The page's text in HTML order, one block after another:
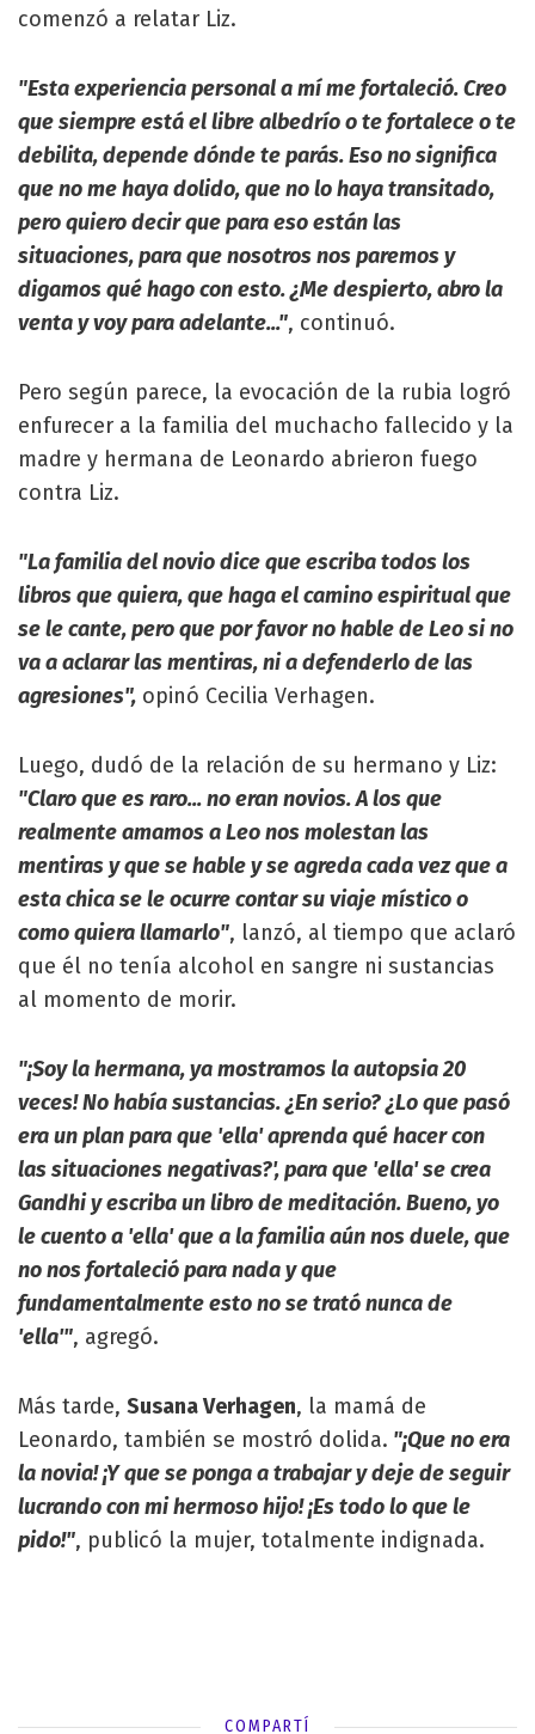
comenzó a relatar Liz.
"Esta experiencia personal a mí me fortaleció. Creo
que siempre está el libre albedrío o te fortalece o te
debilita, depende dónde te parás. Eso no significa
que no me haya dolido, que no lo haya transitado,
pero quiero decir que para eso están las
situaciones, para que nosotros nos paremos y
digamos qué hago con esto. ¿Me despierto, abro la
venta y voy para adelante...", continuó.
Pero según parece, la evocación de la rubia logró
enfurecer a la familia del muchacho fallecido y la
madre y hermana de Leonardo abrieron fuego
contra Liz.
"La familia del novio dice que escriba todos los
libros que quiera, que haga el camino espiritual que
se le cante, pero que por favor no hable de Leo si no
va a aclarar las mentiras, ni a defenderlo de las
agresiones", opinó Cecilia Verhagen.
Luego, dudó de la relación de su hermano y Liz:
"Claro que es raro... no eran novios. A los que
realmente amamos a Leo nos molestan las
mentiras y que se hable y se agreda cada vez que a
esta chica se le ocurre contar su viaje místico o
como quiera llamarlo", lanzó, al tiempo que aclaró
que él no tenía alcohol en sangre ni sustancias
al momento de morir.
"¡Soy la hermana, ya mostramos la autopsia 20
veces! No había sustancias. ¿En serio? ¿Lo que pasó
era un plan para que 'ella' aprenda qué hacer con
las situaciones negativas?', para que 'ella' se crea
Gandhi y escriba un libro de meditación. Bueno, yo
le cuento a 'ella' que a la familia aún nos duele, que
no nos fortaleció para nada y que
fundamentalmente esto no se trató nunca de
'ella'", agregó.
Más tarde, Susana Verhagen, la mamá de
Leonardo, también se mostró dolida. "¡Que no era
la novia! ¡Y que se ponga a trabajar y deje de seguir
lucrando con mi hermoso hijo! ¡Es todo lo que le
pido!", publicó la mujer, totalmente indignada.
COMPARTÍ